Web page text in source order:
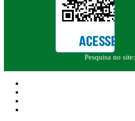
Pesquisa no site: